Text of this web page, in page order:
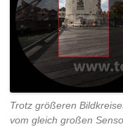
Trotz größeren
vom gleich großen